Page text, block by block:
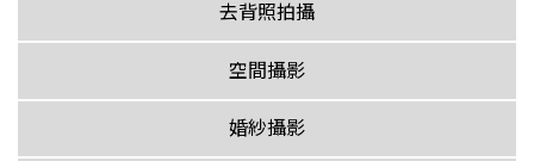
去背照拍攝
空間攝影
婚紗攝影